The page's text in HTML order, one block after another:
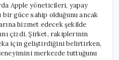
Apple yöneticileri, yapay
güce sahip olduğunu ancak
hizmet edecek şekilde
çizdi. Şirket, rakiplerinin
için geliştirdiğini belirtirken,
merkezde tuttuğunu